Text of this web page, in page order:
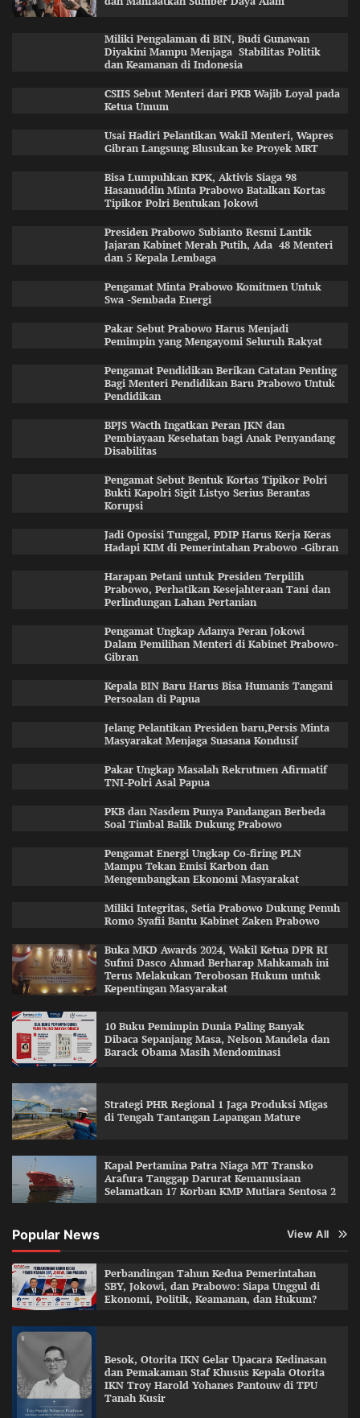
Miliki Pengalaman di BIN, Budi Gunawan
Diyakini Mampu Menjaga Stabilitas Politik
dan Keamanan di Indonesia
CSIIS Sebut Menteri dari PKB Wajib Loyal pada
Ketua Umum
Usai Hadiri Pelantikan Wakil Menteri, Wapres
Gibran Langsung Blusukan ke Proyek MRT
Bisa Lumpuhkan KPK, Aktivis Siaga 98
Hasanuddin Minta Prabowo Batalkan Kortas
Tipikor Polri Bentukan Jokowi
Presiden Prabowo Subianto Resmi Lantik
Jajaran Kabinet Merah Putih, Ada 48 Menteri
dan 5 Kepala Lembaga
Pengamat Minta Prabowo Komitmen Untuk
Swa -Sembada Energi
Pakar Sebut Prabowo Harus Menjadi
Pemimpin yang Mengayomi Seluruh Rakyat
Pengamat Pendidikan Berikan Catatan Penting
Bagi Menteri Pendidikan Baru Prabowo Untuk
Pendidikan
BPJS Wacth Ingatkan Peran JKN dan
Pembiayaan Kesehatan bagi Anak Penyandang
Disabilitas
Pengamat Sebut Bentuk Kortas Tipikor Polri
Bukti Kapolri Sigit Listyo Serius Berantas
Korupsi
Jadi Oposisi Tunggal, PDIP Harus Kerja Keras
Hadapi KIM di Pemerintahan Prabowo -Gibran
Harapan Petani untuk Presiden Terpilih
Prabowo, Perhatikan Kesejahteraan Tani dan
Perlindungan Lahan Pertanian
Pengamat Ungkap Adanya Peran Jokowi
Dalam Pemilihan Menteri di Kabinet Prabowo-
Gibran
Kepala BIN Baru Harus Bisa Humanis Tangani
Persoalan di Papua
Jelang Pelantikan Presiden baru,Persis Minta
Masyarakat Menjaga Suasana Kondusif
Pakar Ungkap Masalah Rekrutmen Afirmatif
TNI-Polri Asal Papua
PKB dan Nasdem Punya Pandangan Berbeda
Soal Timbal Balik Dukung Prabowo
Pengamat Energi Ungkap Co-firing PLN
Mampu Tekan Emisi Karbon dan
Mengembangkan Ekonomi Masyarakat
Miliki Integritas, Setia Prabowo Dukung Penuh
Romo Syafii Bantu Kabinet Zaken Prabowo
Buka MKD Awards 2024, Wakil Ketua DPR RI
Sufmi Dasco Ahmad Berharap Mahkamah ini
Terus Melakukan Terobosan Hukum untuk
Kepentingan Masyarakat
10 Buku Pemimpin Dunia Paling Banyak
Dibaca Sepanjang Masa, Nelson Mandela dan
Barack Obama Masih Mendominasi
Strategi PHR Regional 1 Jaga Produksi Migas
di Tengah Tantangan Lapangan Mature
Kapal Pertamina Patra Niaga MT Transko
Arafura Tanggap Darurat Kemanusiaan
Selamatkan 17 Korban KMP Mutiara Sentosa 2
Popular News View All
Perbandingan Tahun Kedua Pemerintahan
SBY, Jokowi, dan Prabowo: Siapa Unggul di
Ekonomi, Politik, Keamanan, dan Hukum?
Besok, Otorita IKN Gelar Upacara Kedinasan
dan Pemakaman Staf Khusus Kepala Otorita
IKN Troy Harold Yohanes Pantouw di TPU
Tanah Kusir